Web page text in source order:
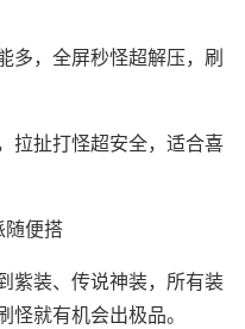
多，全屏秒怪超解压，刷
拉扯打怪超安全，适合喜
随便搭
紫装、传说神装，所有装
就有机会出极品。